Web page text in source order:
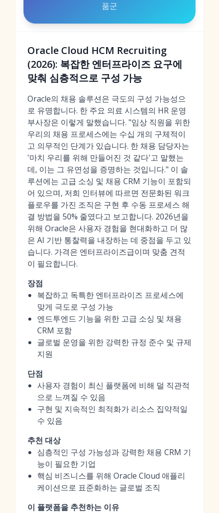
품군
Oracle Cloud HCM Recruiting
(2026): 복잡한 엔터프라이즈 요구에
맞춰 심층적으로 구성 가능
Oracle의 채용 솔루션은 극도의 구성 가능성으
로 유명합니다. 한 주요 의료 시스템의 HR 운영
부사장은 이렇게 말했습니다. "임상 직원을 위한
우리의 채용 프로세스에는 수십 개의 구체적이
고 의무적인 단계가 있습니다. 한 채용 담당자는
'마치 우리를 위해 만들어진 것 같다'고 말했는
데, 이는 그 유연성을 증명하는 것입니다." 이 솔
루션에는 고급 소싱 및 채용 CRM 기능이 포함되
어 있으며, 저희 인터뷰에 따르면 전문화된 워크
플로우를 가진 조직은 구현 후 수동 프로세스 해
결 방법을 50% 줄였다고 보고합니다. 2026년을
위해 Oracle은 사용자 경험을 현대화하고 더 많
은 AI 기반 통찰력을 내장하는 데 중점을 두고 있
습니다. 가격은 엔터프라이즈급이며 맞춤 견적
이 필요합니다.
장점
복잡하고 독특한 엔터프라이즈 프로세스에
맞게 극도로 구성 가능
엔드투엔드 기능을 위한 고급 소싱 및 채용
CRM 포함
글로벌 운영을 위한 강력한 규정 준수 및 규제
지원
단점
사용자 경험이 최신 플랫폼에 비해 덜 직관적
으로 느껴질 수 있음
구현 및 지속적인 최적화가 리소스 집약적일
수 있음
추천 대상
심층적인 구성 가능성과 강력한 채용 CRM 기
능이 필요한 기업
핵심 비즈니스를 위해 Oracle Cloud 애플리
케이션으로 표준화하는 글로벌 조직
이 플랫폼을 추천하는 이유